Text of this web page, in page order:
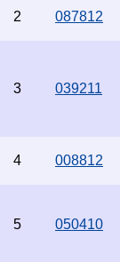
2 087812
3 039211
4 008812
5 050410